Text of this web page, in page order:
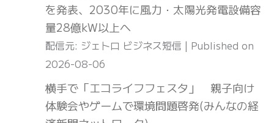
を発表、2030年に風力・太陽光発電設備容
量28億kW以上へ
配信元: ジェトロ ビジネス短信
Published on
2026-08-06
横手で「エコライフフェスタ」 親子向け
体験会やゲームで環境問題啓発(みんなの経